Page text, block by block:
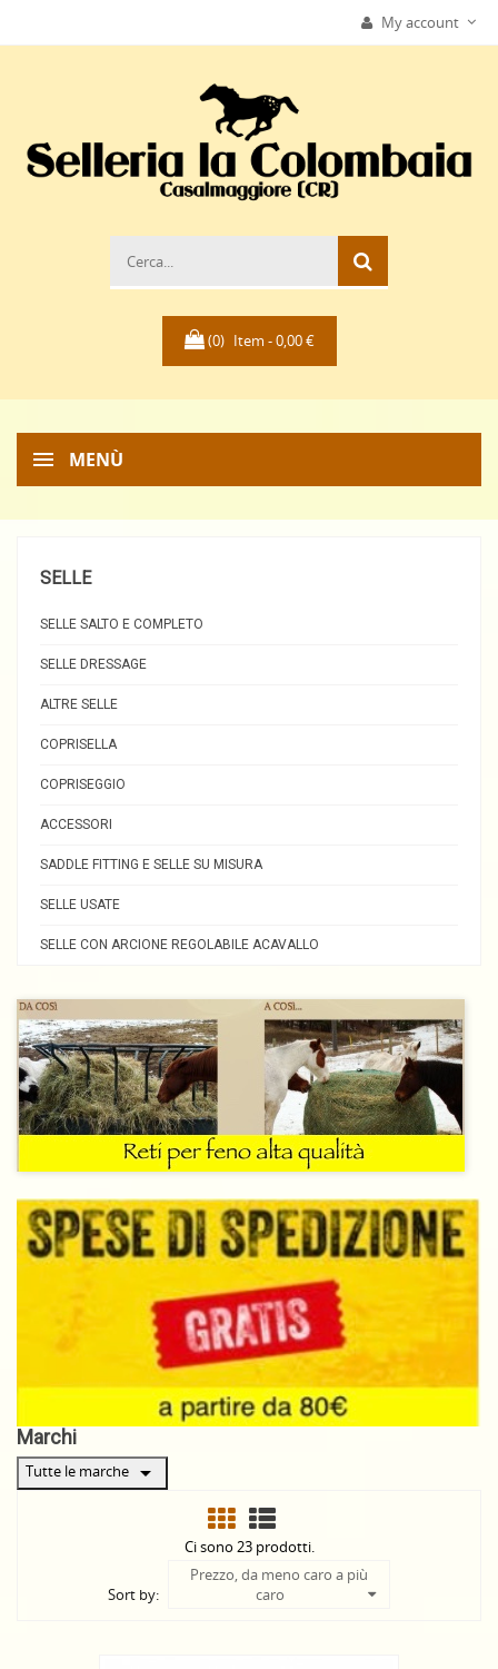
My account
(0) Item -0,00 €
MENÙ
SELLE
SELLE SALTO E COMPLETO
SELLE DRESSAGE
ALTRE SELLE
COPRISELLA
COPRISEGGIO
ACCESSORI
SADDLE FITTING E SELLE SU MISURA
SELLE USATE
SELLE CON ARCIONE REGOLABILE ACAVALLO
Marchi
Tutte le marche arrow_drop_down
Ci sono 23 prodotti.
Sort by:
Prezzo, da meno caro a più
caro